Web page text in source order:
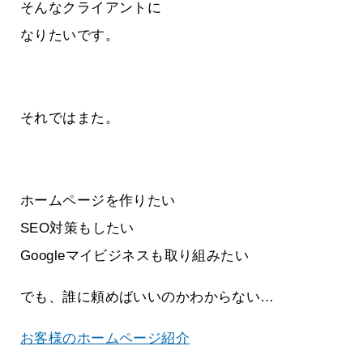
そんなクライアントに
なりたいです。
それではまた。
ホームページを作りたい
SEO対策もしたい
Googleマイビジネスも取り組みたい
でも、誰に頼めばいいのかわからない…
お客様のホームページ紹介